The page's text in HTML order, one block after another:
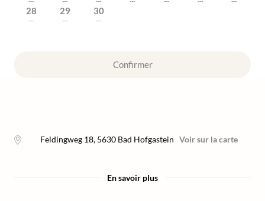
28
---
29
---
30
---
Confirmer
Feldingweg 18, 5630 Bad Hofgastein Voir sur la carte
En savoir plus